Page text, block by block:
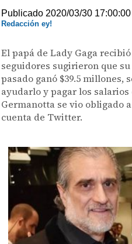
Publicado 2020/03/30 17:00:00
Redacción ey!
El papá de Lady Gaga
seguidores sugirieron que
pasado ganó $39.5 millones,
ayudarlo y pagar los salarios
Germanotta se vio obligado
cuenta de Twitter.